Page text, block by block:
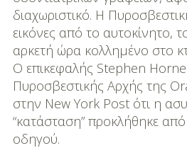
διαχωριστικό. Η
εικόνες από το αυτοκίνητο,
αρκετή ώρα κολλημένο στο
Ο επικεφαλής Stephen
Πυροσβεστικής Αρχής της
στην New York Post ότι η
“κατάσταση” προκλήθηκε
οδηγού.